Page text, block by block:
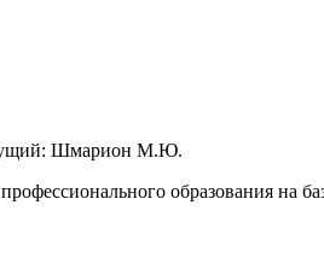
Шмарион М.Ю.
образования на